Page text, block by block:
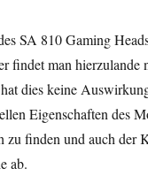
SA 810 Gaming
findet man hierzulande
dies keine
Eigenschaften des
finden und auch der
ab.